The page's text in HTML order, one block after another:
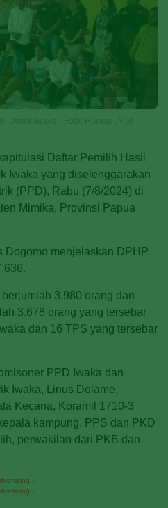
Perbesar
Daftar Pemilih Hasil
Iwaka yang diselenggarakan
(PPD), Rabu (7/8/2024) di
Mimika, Provinsi Papua
Dogomo menjelaskan DPHP
3.980 orang dan
3.678 orang yang tersebar
dan 16 TPS yang tersebar
PPD Iwaka dan
Iwaka, Linus Dolame,
Kecana, Koramil 1710-3
kampung, PPS dan PKD
perwakilan dari PKB dan
-
-